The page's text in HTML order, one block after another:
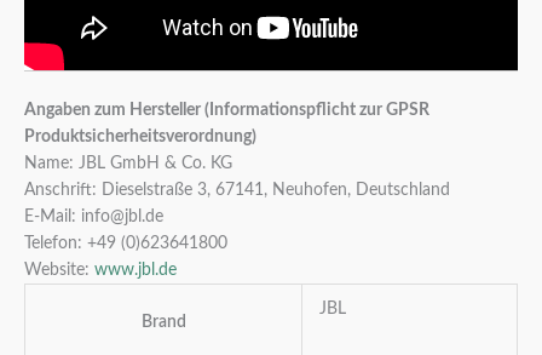
Angaben zum Hersteller (Informationspflicht zur GPSR
Produktsicherheitsverordnung)
Name: JBL GmbH & Co. KG
Anschrift: Dieselstraße 3, 67141, Neuhofen, Deutschland
E-Mail: info@jbl.de
Telefon: +49 (0)623641800
Website: www.jbl.de
Brand
JBL